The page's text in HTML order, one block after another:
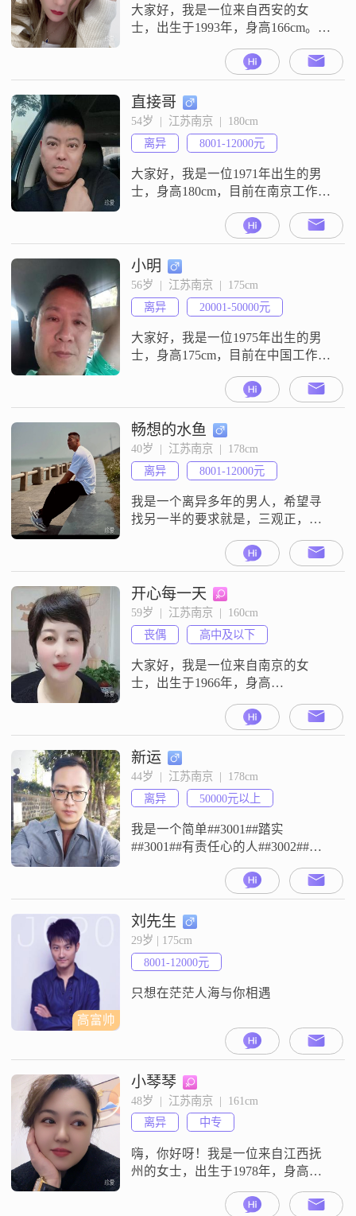
大家好，我是一位来自西安的女
士，出生于1993年，身高166cm。我
的月收入在8001到12000元之间，目
前从事着一份让我感到满足的工
作。虽然我的学历是中专，但我一
直在努力提升自己，不断学习新的
知识和技能。我性格温柔体贴，热
爱生活，喜欢享受当下的每一刻。
我相信生活中的美好往往就藏在平
凡的日子里，比如一杯香浓的咖
啡，一
直接哥
54岁  |  江苏南京  |  180cm
离异
8001-12000元
大家好，我是一位1971年出生的男
士，身高180cm，目前在南京工作，
##3002##我拥有大学本科学历，性
格外向健谈，喜欢与人交流，分享
生活中的点滴##3002##在生活中，
我成熟稳重，幽默风趣，善于调节
气氛，让人感到轻松愉快##3002##
我勤俭节约，注重理性消费，不铺
张浪费##3
小明
56岁  |  江苏南京  |  175cm
离异
20001-50000元
大家好，我是一位1975年出生的男
士，身高175cm，目前在中国工作，
##3002##我拥有大学本科学历，性
格上我比较稳重可靠，同时也喜欢
在生活中找点乐子，所以也算是个
幽默风趣的人##3002##责任感对我
来说非常重要，无论是对家庭还是
对工作，我都会尽自己最大的努力
去承担和完成##3
畅想的水鱼
40岁  |  江苏南京  |  178cm
离异
8001-12000元
我是一个离异多年的男人，希望寻
找另一半的要求就是，三观正，人
开心每一天
59岁  |  江苏南京  |  160cm
丧偶
高中及以下
大家好，我是一位来自南京的女
士，出生于1966年，身高
5001到8000元之间，虽然学历是高
中及以下，但我一直保持着独立自
信的生活态度##3002##在生活中，
我是一个温柔体贴##3001##善解人
意的人，我很喜欢关心他人，也很
懂得如何去理解别人的感受
##3002##我对待生
新运
44岁  |  江苏南京  |  178cm
离异
50000元以上
我是一个简单##3001##踏实
##3001##有责任心的人##3002##不
只想认真找一个能聊得来##3001##
三观相合的人，一起把日子过踏实
##3002##平时生活规律，懂得尊重
和包容##3002##希望遇到一个真诚
##3001##善良##3001##愿意一起经
营生活的人，三餐四季，
高富帅
刘先生
29岁 | 175cm
8001-12000元
只想在茫茫人海与你相遇
小琴琴
48岁  |  江苏南京  |  161cm
离异
中专
嗨，你好呀！我是一位来自江西抚
州的女士，出生于1978年，身高
161cm##3002##我在当地有着一份稳
定的工作，月收入大概在3001到